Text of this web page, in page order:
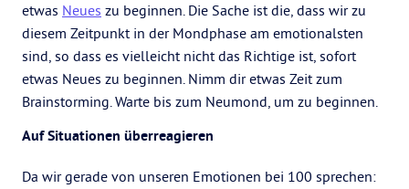
etwas Neues zu beginnen. Die Sache ist die, dass wir zu
diesem Zeitpunkt in der Mondphase am emotionalsten
sind, so dass es vielleicht nicht das Richtige ist, sofort
etwas Neues zu beginnen. Nimm dir etwas Zeit zum
Brainstorming. Warte bis zum Neumond, um zu beginnen.
Auf Situationen überreagieren
Da wir gerade von unseren Emotionen bei 100 sprechen: